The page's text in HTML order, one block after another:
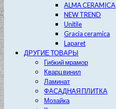
ALMA CERAMICA
NEW TREND
Unitile
Gracia ceramica
Laparet
ДРУГИЕ ТОВАРЫ
Гибкий мрамор
Кварц винил
Ламинат
ФАСАДНАЯ ПЛИТКА
Мозайка